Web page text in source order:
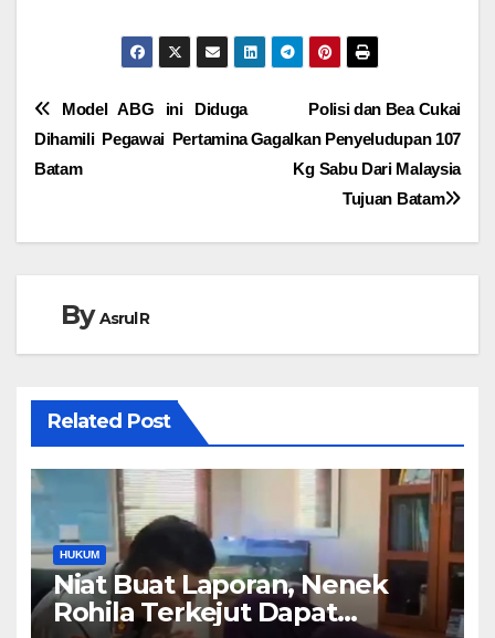
Navigasi
pos
Polisi dan Bea Cukai
Gagalkan Penyeludupan 107
Kg Sabu Dari Malaysia
Tujuan Batam
Model ABG ini Diduga
Dihamili Pegawai Pertamina
Batam
ByAsrul R
Related Post
HUKUM
Niat Buat Laporan, Nenek
Rohila Terkejut Dapat